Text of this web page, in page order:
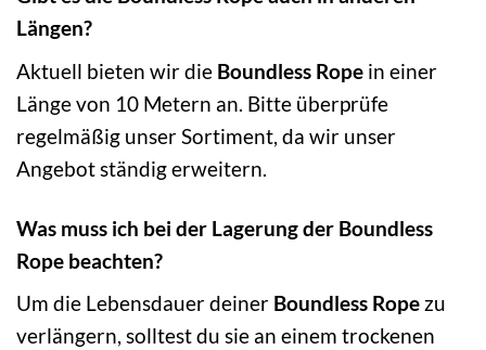
Längen?
Aktuell bieten wir die Boundless Rope in einer
Länge von 10 Metern an. Bitte überprüfe
regelmäßig unser Sortiment, da wir unser
Angebot ständig erweitern.
Was muss ich bei der Lagerung der Boundless
Rope beachten?
Um die Lebensdauer deiner Boundless Rope zu
verlängern, solltest du sie an einem trockenen